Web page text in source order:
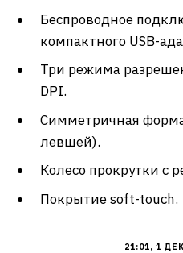
Беспроводное
компактного USB-
Три режима
DPI.
Симметричная
левшей).
Колесо прокрутки с
Покрытие soft-touch.
21:01, 1